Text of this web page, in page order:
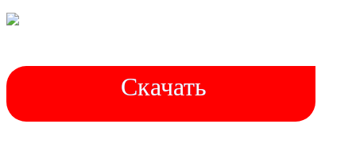
Скачать